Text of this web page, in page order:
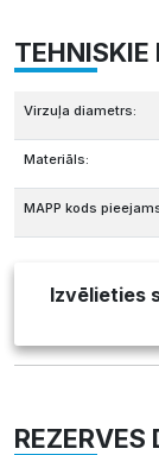
TEHNISKIE
Virzuļa diametrs:
Materiāls:
MAPP kods
Izvēlieties
REZERVES